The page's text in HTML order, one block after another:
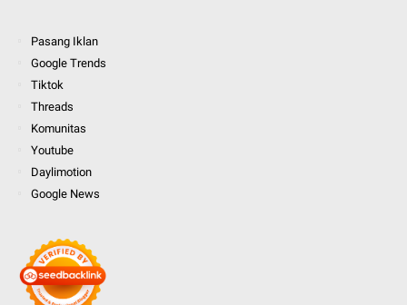
Pasang Iklan
Google Trends
Tiktok
Threads
Komunitas
Youtube
Daylimotion
Google News